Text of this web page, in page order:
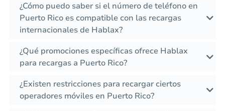
¿Cómo puedo saber si el número de teléfono en
Puerto Rico es compatible con las recargas
internacionales de Hablax?
¿Qué promociones específicas ofrece Hablax
para recargas a Puerto Rico?
¿Existen restricciones para recargar ciertos
operadores móviles en Puerto Rico?